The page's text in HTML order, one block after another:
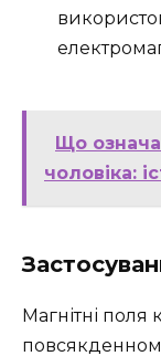
Що
чоловіка:
Магнітні поля